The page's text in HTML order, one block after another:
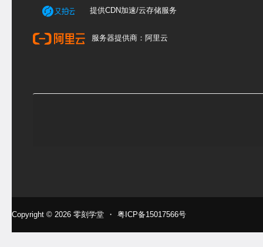
提供CDN加速/云存储服务
服务器提供商：阿里云
Copyright © 2026 零刻学堂 ・ 粤ICP备15017566号